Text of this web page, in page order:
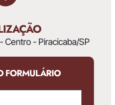
Centro - Piracicaba/SP
FORMULÁRIO